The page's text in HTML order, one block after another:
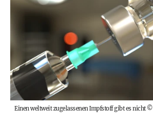
Einen weltweit zugelassenen Impfstoff gibt es nicht©